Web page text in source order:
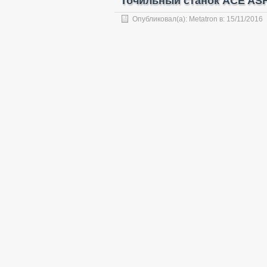
Опубликовал(а): Metatron в: 15/11/2016